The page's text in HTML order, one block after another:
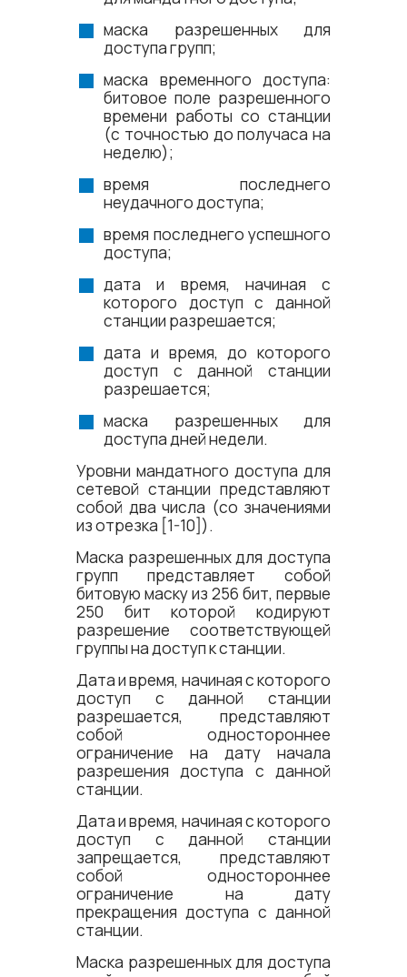
маска разрешенных для
доступа групп;
маска временного доступа:
битовое поле разрешенного
времени работы со станции
(с точностью до получаса на
неделю);
время последнего
неудачного доступа;
время последнего успешного
доступа;
дата и время, начиная с
которого доступ с данной
станции разрешается;
дата и время, до которого
доступ с данной станции
разрешается;
маска разрешенных для
доступа дней недели.
Уровни мандатного доступа для
сетевой станции представляют
собой два числа (со значениями
из отрезка [1-10]).
Маска разрешенных для доступа
групп представляет собой
битовую маску из 256 бит, первые
250 бит которой кодируют
разрешение соответствующей
группы на доступ к станции.
Дата и время, начиная с которого
доступ с данной станции
разрешается, представляют
собой одностороннее
ограничение на дату начала
разрешения доступа с данной
станции.
Дата и время, начиная с которого
доступ с данной станции
запрещается, представляют
собой одностороннее
ограничение на дату
прекращения доступа с данной
станции.
Маска разрешенных для доступа